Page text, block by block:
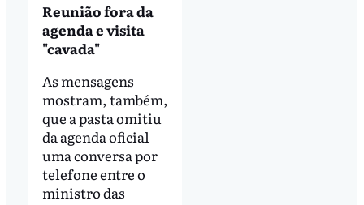
Reunião fora da
agenda e visita
"cavada"
As mensagens
mostram, também,
que a pasta omitiu
da agenda oficial
uma conversa por
telefone entre o
ministro das